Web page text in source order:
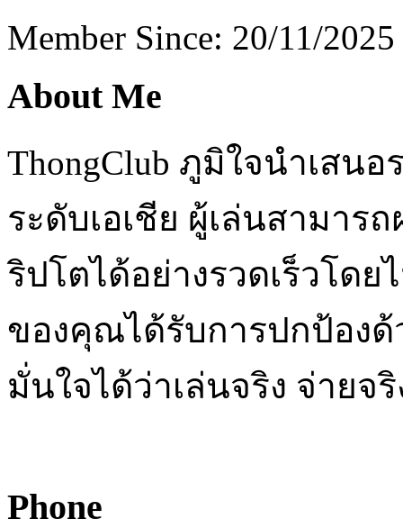
Member Since: 20/11/2025
About Me
ThongClub ภูมิใจนำเสน
ระดับเอเชีย ผู้เล่นสามาร
ริปโตได้อย่างรวดเร็วโด
ของคุณได้รับการปกป้องด้
มั่นใจได้ว่าเล่นจริง จ่ายจ
Phone